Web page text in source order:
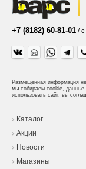
+7 (8182) 60-81-01 / с
Размещенная информация
мы собираем cookie, данные
использовать сайт, вы
Каталог
Акции
Новости
Магазины